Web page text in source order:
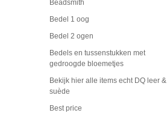
Beadsmith
Bedel 1 oog
Bedel 2 ogen
Bedels en tussenstukken met
gedroogde bloemetjes
Bekijk hier alle items echt DQ leer &
suède
Best price